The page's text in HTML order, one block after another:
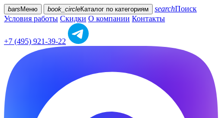
bars Меню book_circleКаталог по категориям searchПоиск
Условия работы Скидки О компании Контакты
+7 (495) 921-39-22